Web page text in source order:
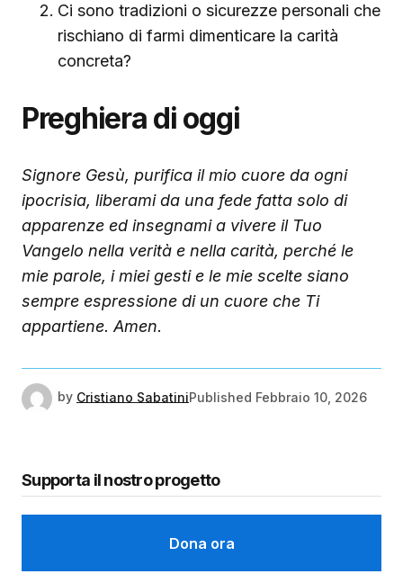
Ci sono tradizioni o sicurezze personali che
rischiano di farmi dimenticare la carità
concreta?
Preghiera di oggi
Signore Gesù, purifica il mio cuore da ogni
ipocrisia, liberami da una fede fatta solo di
apparenze ed insegnami a vivere il Tuo
Vangelo nella verità e nella carità, perché le
mie parole, i miei gesti e le mie scelte siano
sempre espressione di un cuore che Ti
appartiene. Amen.
by Cristiano SabatiniPublished Febbraio 10, 2026
Supporta il nostro progetto
Dona ora